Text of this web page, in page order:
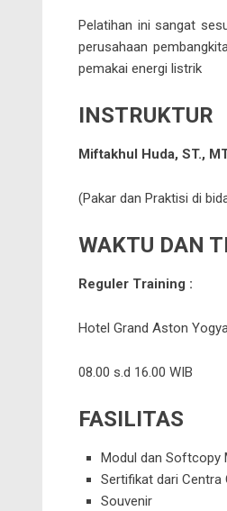
Pelatihan ini sangat
perusahaan
pemakai energi listrik
INSTRUKTUR
Miftakhul Huda, ST.,
(Pakar dan Praktisi di
WAKTU DAN
Reguler Training :
Hotel Grand Aston
08.00 s.d 16.00 WIB
FASILITAS
Modul dan Softcopy
Sertifikat dari Centra
Souvenir